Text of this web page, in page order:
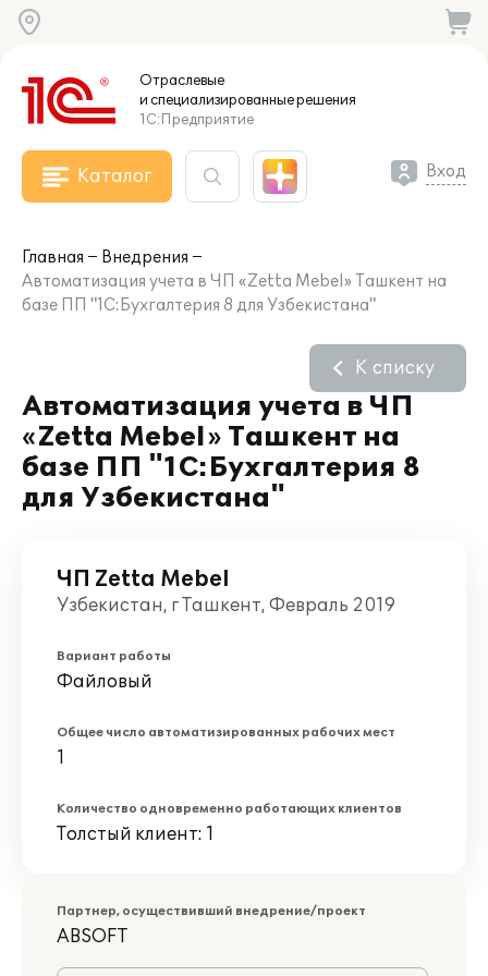
Отраслевые
и специализированныерешения
1С:Предприятие
Каталог Вход
Главная
Внедрения
Автоматизация учета в ЧП «Zetta Mebel» Ташкент на
базе ПП "1С:Бухгалтерия 8 для Узбекистана"
Автоматизация учета в ЧП
«Zetta Mebel» Ташкент на
базе ПП "1С:Бухгалтерия 8
для Узбекистана"
К списку
ЧП Zetta Mebel
Узбекистан, г Ташкент, Февраль 2019
Вариант работы
Файловый
Общее число автоматизированных рабочих мест
1
Количество одновременно работающих клиентов
Толстый клиент: 1
Партнер, осуществивший внедрение/проект
ABSOFT